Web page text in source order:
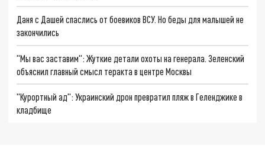
Даня с Дашей спаслись от боевиков ВСУ. Но беды для малышей не
закончились
"Мы вас заставим": Жуткие детали охоты на генерала. Зеленский
объяснил главный смысл теракта в центре Москвы
"Курортный ад": Украинский дрон превратил пляж в Геленджике в
кладбище